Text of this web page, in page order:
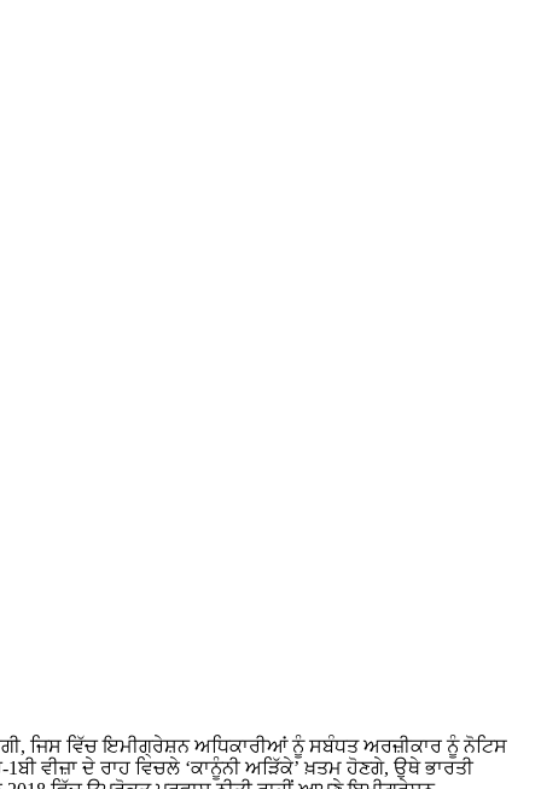
ਜਿਸ ਵਿੱਚ ਇਮੀਗ੍ਰੇਸ਼ਨ ਅਧਿਕਾਰੀਆਂ ਨੂੰ ਸਬੰਧਤ ਅਰਜ਼ੀਕਾਰ ਨੂੰ ਨੋਟਿਸ
ਵੀਜ਼ਾ ਦੇ ਰਾਹ ਵਿਚਲੇ ‘ਕਾਨੂੰਨੀ ਅੜਿੱਕੇ’ ਖ਼ਤਮ ਹੋਣਗੇ, ਉਥੇ ਭਾਰਤੀ